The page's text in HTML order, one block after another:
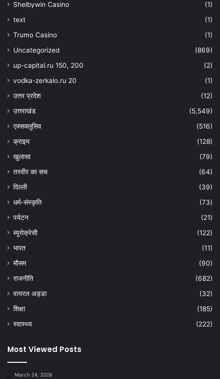
Shelbywin Casino
(1)
text
(1)
Trumo Casino
(1)
Uncategorized
(869)
up-capital.ru 150, 200
(2)
vodka-zerkalo.ru 20
(1)
उत्तर प्रदेश
(12)
उत्तराखंड
(5,549)
एक्सक्लुसिव
(516)
क्राइम
(128)
खुलासा
(79)
तस्वीर का सच
(64)
दिल्ली
(39)
धर्म-संस्कृति
(73)
पर्यटन
(21)
ब्यूरोक्रेसी
(122)
भारत
(11)
मौसम
(90)
राजनीति
(682)
वायरल अड्डा
(32)
शिक्षा
(185)
स्वास्थ्य
(222)
Most Viewed Posts
March 24, 2026